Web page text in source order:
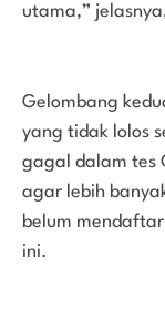
utama,”
Gelombang
yang tidak lolos
gagal dalam tes
agar lebih
belum
ini.